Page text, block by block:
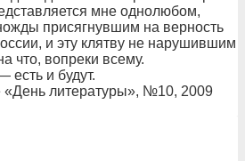
мне однолюбом,
присягнувшим на верность
и эту клятву не нарушившим
что, вопреки всему.
есть и будут.
«День литературы», №10, 2009